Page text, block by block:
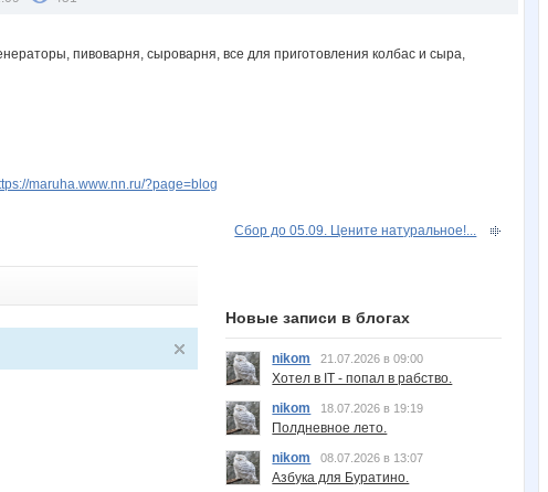
maruha.www.nn.ru/?page=blog
Сбор до 05.09. Цените натуральное!...
Новые записи в блогах
nikom 21.07.2026 в 09:00
Хотел в IT - попал в рабство.
nikom
18.07.2026 в 19:19
Полдневное лето.
nikom
08.07.2026 в 13:07
Азбука для Буратино.